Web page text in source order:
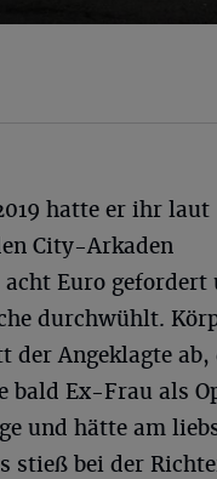
hatte er ihr laut
City-Arkaden
Euro gefordert
durchwühlt.
der Angeklagte
bald Ex-Frau als
und hätte am
stieß bei der